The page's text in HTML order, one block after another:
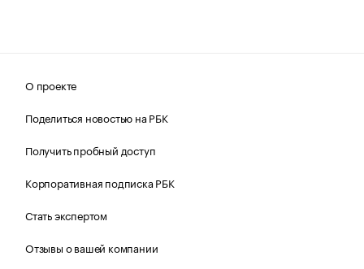
О проекте
Поделиться новостью на РБК
Получить пробный доступ
Корпоративная подписка РБК
Стать экспертом
Отзывы о вашей компании